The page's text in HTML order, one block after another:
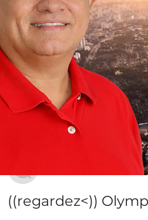
Grupo Dr. Jorge do Carmo
Público · 16 membros
Discussão Mídia
Елисей
((regardez<))